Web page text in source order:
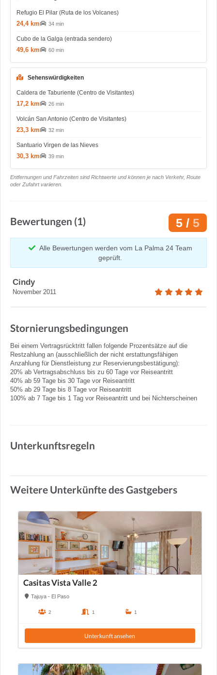
Refugio El Pilar (Ruta de los Volcanes)
24,4 km 34 min
Cubo de la Galga (entrada sendero)
49,6 km 60 min
Sehenswürdigkeiten
Caldera de Taburiente (Centro de Visitantes)
17,2 km 26 min
Volcán San Antonio (Centro de Visitantes)
23,3 km 32 min
Santuario Virgen de las Nieves
30,3 km 39 min
Entfernungen und Fahrzeiten sind Richtwerte und können je nach Verkehr, Route
oder Zufahrt variieren.
Bewertungen (1) 5 / 5
Alle Bewertungen werden vom La Palma 24 Team
geprüft.
Cindy
November 2011
Stornierungsbedingungen
Bei einem Vertragsrücktritt fallen folgende Prozentsätze auf die
Restzahlung an (ausschließlich der nicht erstattungsfähigen
Anzahlung für Dienstleistung zur Reservierungsbestätigung):
20% ab Vertragsabschluss bis zu 60 Tage vor Reiseantritt
40% ab 59 Tage bis 30 Tage vor Reiseantritt
50% ab 29 Tage bis 8 Tage vor Reiseantritt
100% ab 7 Tage bis 1 Tag vor Reiseantritt und bei Nichterscheinen
Unterkunftsregeln
Weitere Unterkünfte des Gastgebers
Casitas Vista Valle 2
Tajuya - El Paso
2 1 1
Unterkunft ansehen